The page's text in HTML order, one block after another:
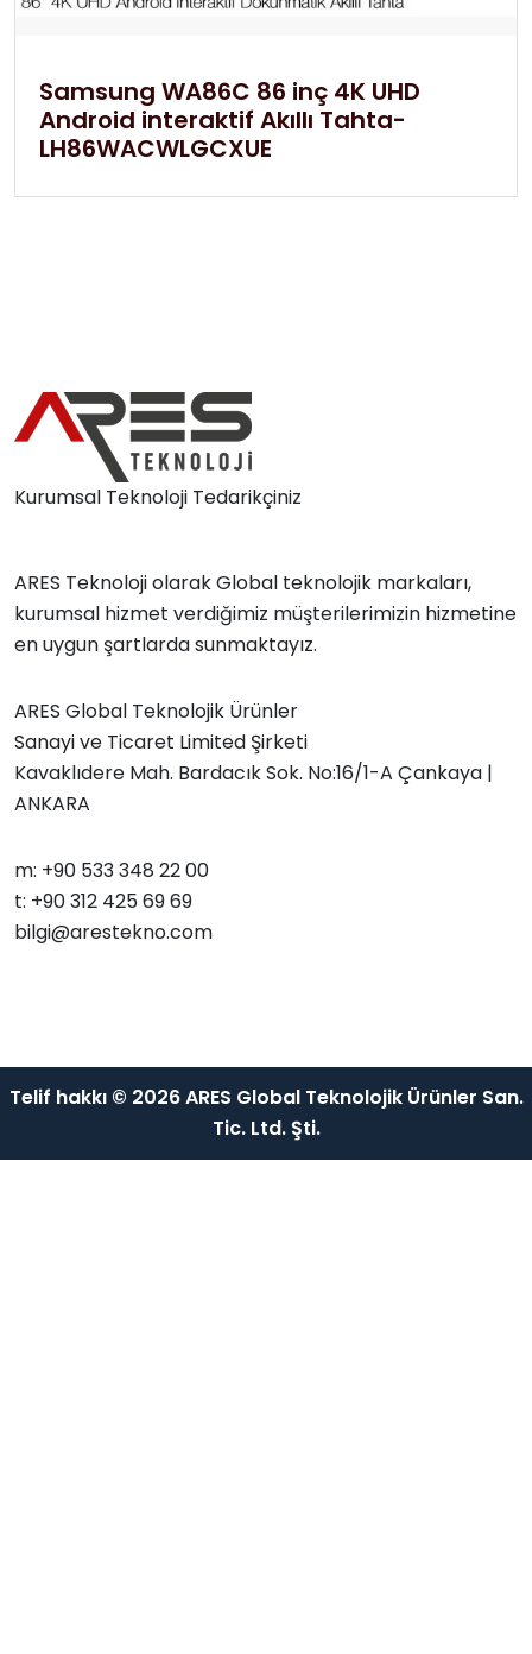
Samsung WA86C 86 inç 4K UHD
Android interaktif Akıllı Tahta-
LH86WACWLGCXUE
Kurumsal Teknoloji Tedarikçiniz
ARES Teknoloji olarak Global teknolojik markaları,
kurumsal hizmet verdiğimiz müşterilerimizin hizmetine
en uygun şartlarda sunmaktayız.
ARES Global Teknolojik Ürünler
Sanayi ve Ticaret Limited Şirketi
Kavaklıdere Mah. Bardacık Sok. No:16/1-A Çankaya |
ANKARA
m: +90 533 348 22 00
t: +90 312 425 69 69
bilgi@arestekno.com
Telif hakkı © 2026 ARES Global Teknolojik Ürünler San.
Tic. Ltd. Şti.